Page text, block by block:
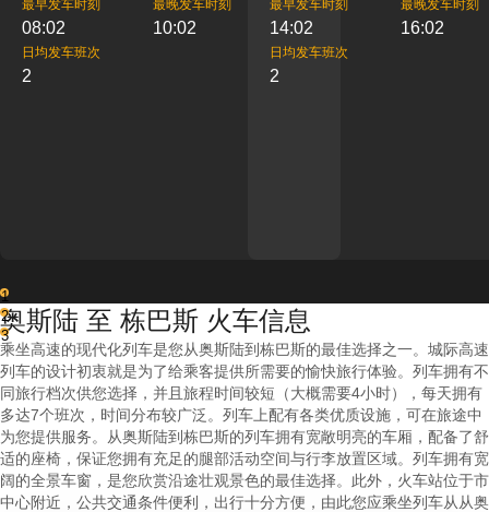
最早发车时刻
08:02
最晚发车时刻
10:02
日均发车班次
2
最早发车时刻
14:02
最晚发车时刻
16:02
日均发车班次
2
1
2
3
奥斯陆 至 栋巴斯 火车信息
乘坐高速的现代化列车是您从奥斯陆到栋巴斯的最佳选择之一。城际高速
列车的设计初衷就是为了给乘客提供所需要的愉快旅行体验。列车拥有不
同旅行档次供您选择，并且旅程时间较短（大概需要4小时），每天拥有
多达7个班次，时间分布较广泛。列车上配有各类优质设施，可在旅途中
为您提供服务。从奥斯陆到栋巴斯的列车拥有宽敞明亮的车厢，配备了舒
适的座椅，保证您拥有充足的腿部活动空间与行李放置区域。列车拥有宽
阔的全景车窗，是您欣赏沿途壮观景色的最佳选择。此外，火车站位于市
中心附近，公共交通条件便利，出行十分方便，由此您应乘坐列车从从奥